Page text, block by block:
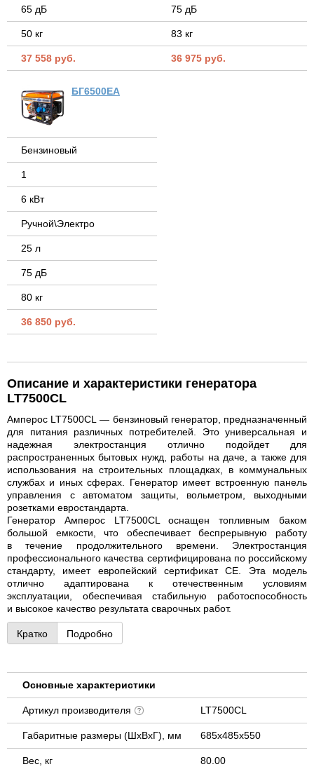
65 дБ
50 кг
37 558 руб.
75 дБ
83 кг
36 975 руб.
БГ6500ЕА
Бензиновый
1
6 кВт
Ручной\Электро
25 л
75 дБ
80 кг
36 850 руб.
Описание и характеристики генератора
LT7500CL
Амперос LT7500CL — бензиновый генератор, предназначенный
для питания различных потребителей. Это универсальная и
надежная электростанция отлично подойдет для
распространенных бытовых нужд, работы на даче, а также для
использования на строительных площадках, в коммунальных
службах и иных сферах. Генератор имеет встроенную панель
управления с автоматом защиты, вольметром, выходными
розетками евростандарта.
Генератор Амперос LT7500CL оснащен топливным баком
большой емкости, что обеспечивает беспрерывную работу
в течение продолжительного времени. Электростанция
профессионального качества сертифицирована по российскому
стандарту, имеет европейский сертификат CE. Эта модель
отлично адаптирована к отечественным условиям
эксплуатации, обеспечивая стабильную работоспособность
и высокое качество результата сварочных работ.
Кратко Подробно
Основные характеристики
Артикул производителя LT7500CL
Габаритные размеры (ШхВхГ), мм 685x485x550
Вес, кг 80.00